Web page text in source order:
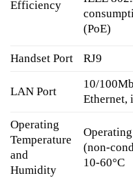
Efficiency
(PoE)
Handset Port RJ9
LAN Port
10/
Ethernet,
Operating
Temperature
and
Humidity
(non-
10-60°C